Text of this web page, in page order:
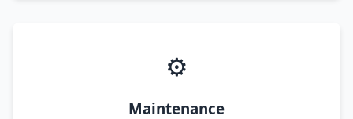
⚙️
Maintenance